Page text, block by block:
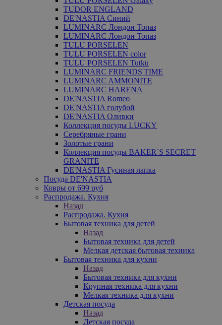
TUDOR ENGLAND
DE'NASTIA Синий
LUMINARC Лондон Топаз
LUMINARC Лондон Топаз
TULU PORSELEN
TULU PORSELEN color
TULU PORSELEN Tutku
LUMINARC FRIENDS'TIME
LUMINARC AMMONITE
LUMINARC HARENA
DE'NASTIA Romeo
DE'NASTIA голубой
DE'NASTIA Оливки
Коллекция посуды LUCKY
Серебряные грани
Золотые грани
Коллекция посуды BAKER`S SECRET
GRANITE
DE'NASTIA Гусиная лапка
Посуда DE'NASTIA
Ковры от 699 руб
Распродажа. Кухня
Назад
Распродажа. Кухня
Бытовая техника для детей
Назад
Бытовая техника для детей
Мелкая детская бытовая техника
Бытовая техника для кухни
Назад
Бытовая техника для кухни
Крупная техника для кухни
Мелкая техника для кухни
Детская посуда
Назад
Детская посуда